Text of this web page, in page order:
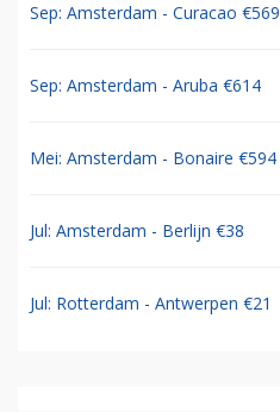
Sep: Amsterdam - Curacao €569
Sep: Amsterdam - Aruba €614
Mei: Amsterdam - Bonaire €594
Jul: Amsterdam - Berlijn €38
Jul: Rotterdam - Antwerpen €21